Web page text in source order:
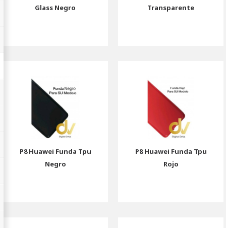
Glass Negro
Transparente
P8 Huawei Funda Tpu
Negro
P8 Huawei Funda Tpu
Rojo